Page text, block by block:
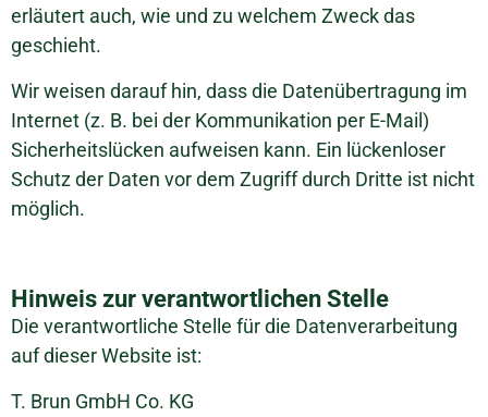
erläutert auch, wie und zu welchem Zweck das
geschieht.
Wir weisen darauf hin, dass die Datenübertragung im
Internet (z. B. bei der Kommunikation per E-Mail)
Sicherheitslücken aufweisen kann. Ein lückenloser
Schutz der Daten vor dem Zugriff durch Dritte ist nicht
möglich.
Hinweis zur verantwortlichen Stelle
Die verantwortliche Stelle für die Datenverarbeitung
auf dieser Website ist:
T. Brun GmbH Co. KG